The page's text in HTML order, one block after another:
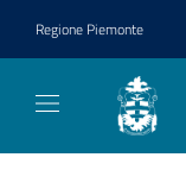
Regione Piemonte